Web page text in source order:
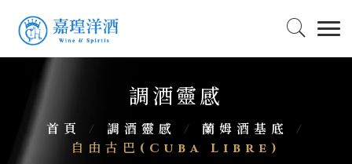
調酒靈感
首頁 / 調酒靈感 / 蘭姆酒基底
/
自由古巴(Cuba Libre)